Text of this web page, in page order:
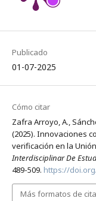
Publicado
01-07-2025
Cómo citar
Zafra Arroyo, A.,
(2025). Innovaciones
verificación en la
Interdisciplinar De
489-509. https://
Más formatos de cita